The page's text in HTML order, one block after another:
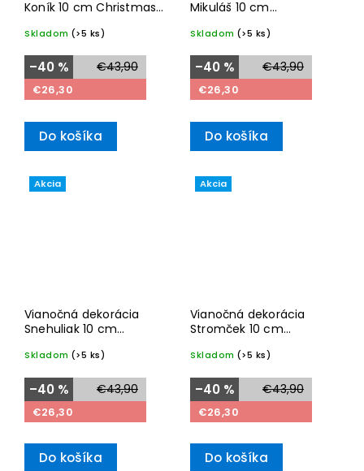
Koník 10 cm Christmas
& Boch
Skladom (>5 ks)
€43,90
–40 %
€26,30
Do košíka
Mikuláš 10 cm
2024– Villeroy & Boch
Skladom (>5 ks)
€43,90
–40 %
€26,30
Do košíka
Akcia
Vianočná dekorácia
Snehuliak 10 cm
2024– Villeroy & Boch
Skladom (>5 ks)
€43,90
–40 %
€26,30
Do košíka
Akcia
Vianočná dekorácia
Stromček 10 cm
2024– Villeroy & Boch
Skladom (>5 ks)
€43,90
–40 %
€26,30
Do košíka